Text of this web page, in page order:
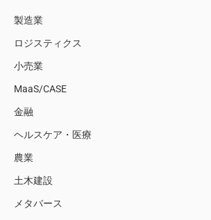
製造業
ロジスティクス
小売業
MaaS/CASE
金融
ヘルスケア・医療
農業
土木建設
メタバース